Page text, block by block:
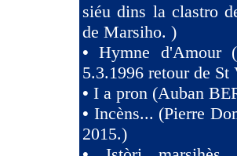
siéu dins la clastro
de Marsiho. )
•Hymne d'Amour
5.3.1996 retour de St
• I a pron (Auban
• Incèns... (Pierre
2015.)